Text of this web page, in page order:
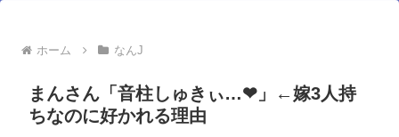
ホーム なんJ
まんさん「音柱しゅきぃ…❤」←嫁3人持
ちなのに好かれる理由